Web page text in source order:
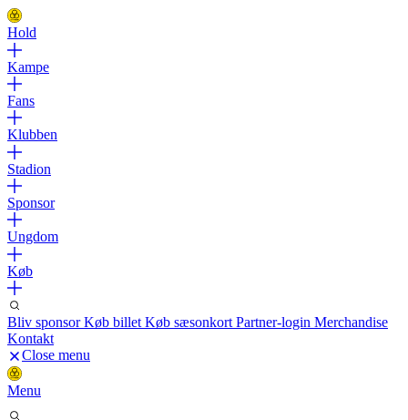
Hold
Kampe
Fans
Klubben
Stadion
Sponsor
Ungdom
Køb
Bliv sponsorKøb billet Køb sæsonkort Partner-login Merchandise
Kontakt
Close menu
Menu